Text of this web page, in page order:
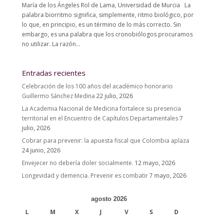
María de los Ángeles Rol de Lama, Universidad de Murcia La
palabra biorritmo significa, simplemente, ritmo biológico, por
lo que, en principio, es un término de lo más correcto. Sin
embargo, es una palabra que los cronobiólogos procuramos
no utilizar. La razón...
Entradas recientes
Celebración de los 100 años del académico honorario
Guillermo Sánchez Medina 22 julio, 2026
La Academia Nacional de Medicina fortalece su presencia
territorial en el Encuentro de Capítulos Departamentales7
julio, 2026
Cobrar para prevenir: la apuesta fiscal que Colombia aplaza
24 junio, 2026
Envejecer no debería doler socialmente. 12 mayo, 2026
Longevidad y demencia. Prevenir es combatir7 mayo, 2026
agosto 2026
L M X J V S D